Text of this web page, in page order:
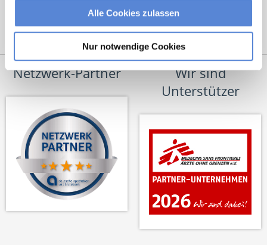
Alle Cookies zulassen
Nur notwendige Cookies
Netzwerk-Partner
Wir sind
Unterstützer